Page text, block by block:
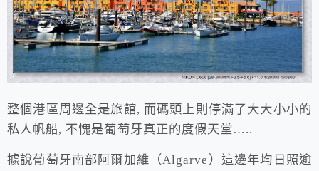
整個港區周邊全是旅館, 而碼頭上則停滿了大大小小的
私人帆船, 不愧是葡萄牙真正的度假天堂…..
據說葡萄牙南部阿爾加維（Algarve）這邊年均日照逾